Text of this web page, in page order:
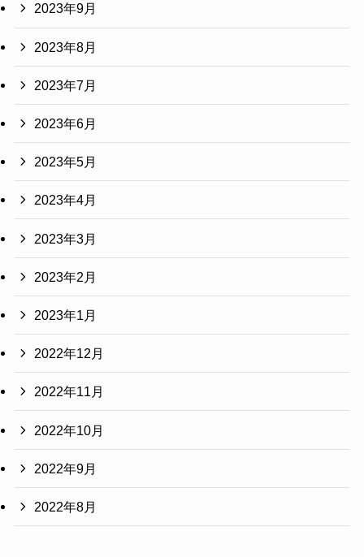
2023年9月
2023年8月
2023年7月
2023年6月
2023年5月
2023年4月
2023年3月
2023年2月
2023年1月
2022年12月
2022年11月
2022年10月
2022年9月
2022年8月